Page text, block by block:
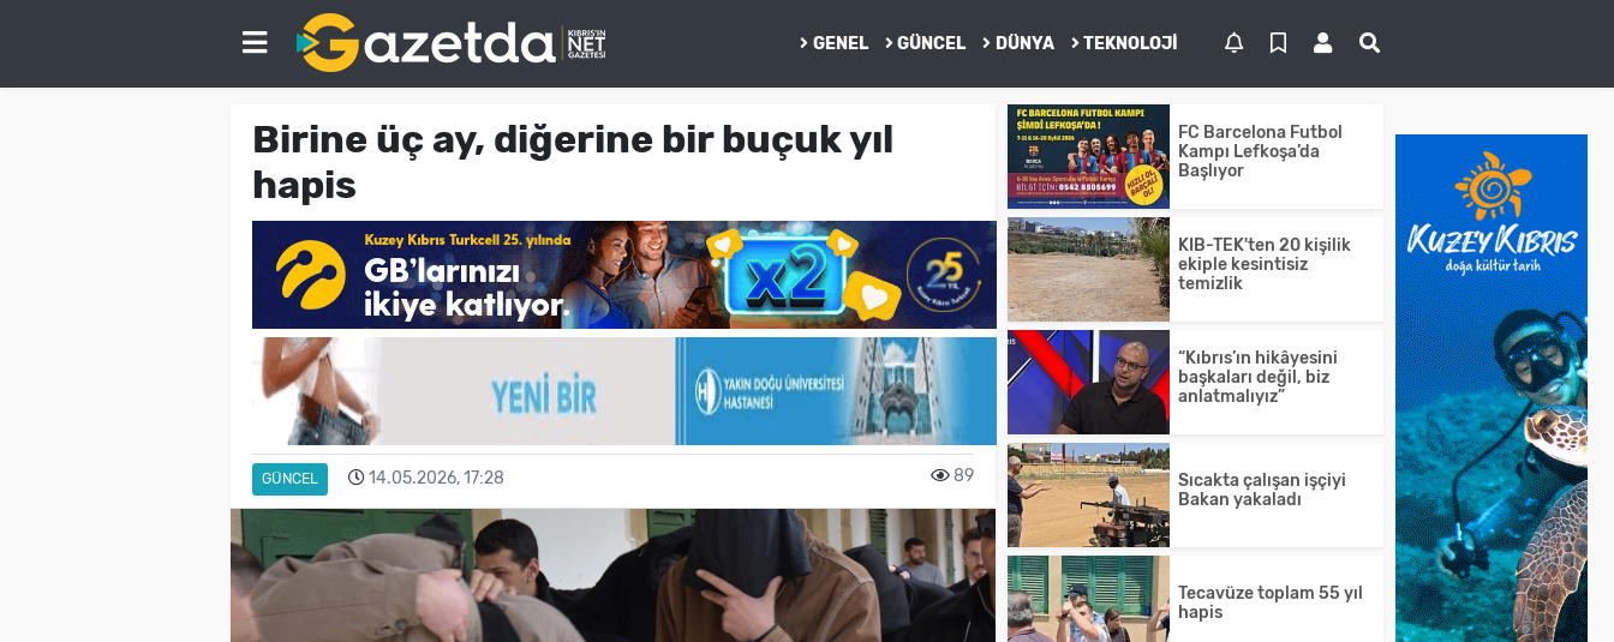
GENEL GÜNCEL DÜNYA TEKNOLOJI
Birine üç ay, diğerine bir buçuk yıl
hapis
GÜNCEL 14.05.2026, 17:28 89
FC Barcelona Futbol
Kampı Lefkoşa’da
Başlıyor
KIB-TEK'ten 20 kişilik
ekiple kesintisiz
temizlik
“Kıbrıs’ın hikâyesini
başkaları değil, biz
anlatmalıyız”
Sıcakta çalışan işçiyi
Bakan yakaladı
Tecavüze toplam 55 yıl
hapis